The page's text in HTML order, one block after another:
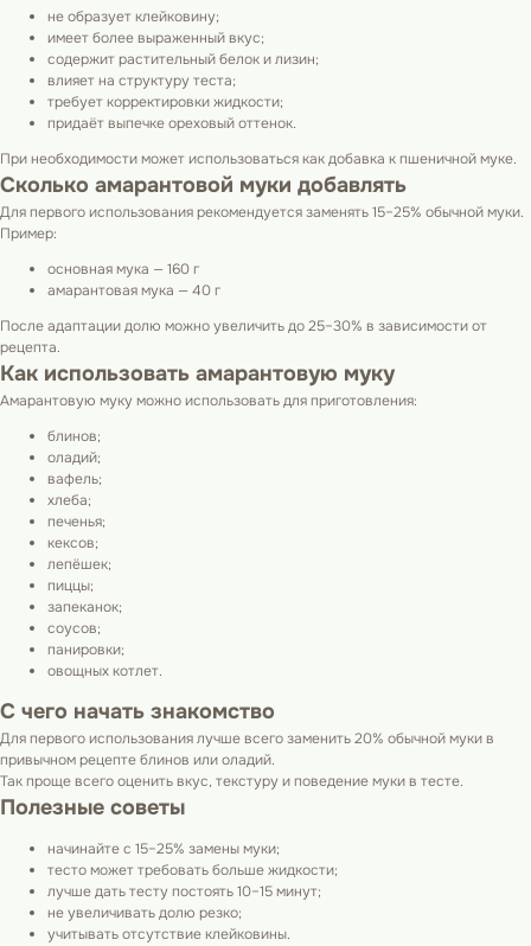
не образует клейковину;
имеет более выраженный вкус;
содержит растительный белок и лизин;
влияет на структуру теста;
требует корректировки жидкости;
придаёт выпечке ореховый оттенок.
При необходимости может использоваться как добавка к пшеничной муке.
Сколько амарантовой муки добавлять
Для первого использования рекомендуется заменять 15–25% обычной муки.
Пример:
основная мука — 160 г
амарантовая мука — 40 г
После адаптации долю можно увеличить до 25–30% в зависимости от
рецепта.
Как использовать амарантовую муку
Амарантовую муку можно использовать для приготовления:
блинов;
оладий;
вафель;
хлеба;
печенья;
кексов;
лепёшек;
пиццы;
запеканок;
соусов;
панировки;
овощных котлет.
С чего начать знакомство
Для первого использования лучше всего заменить 20% обычной муки в
привычном рецепте блинов или оладий.
Так проще всего оценить вкус, текстуру и поведение муки в тесте.
Полезные советы
начинайте с 15–25% замены муки;
тесто может требовать больше жидкости;
лучше дать тесту постоять 10–15 минут;
не увеличивать долю резко;
учитывать отсутствие клейковины.